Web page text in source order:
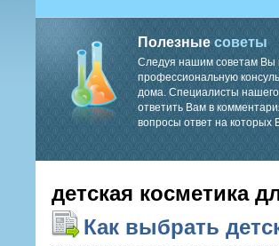
Полезныесоветы
Следуя нашим советам Вы
профессиональную
дома. Специалисты нашего
ответить Вам в
вопросы ответ на которых
детская косметика
Как выбрать